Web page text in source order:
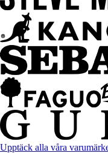
Upptäck alla våra